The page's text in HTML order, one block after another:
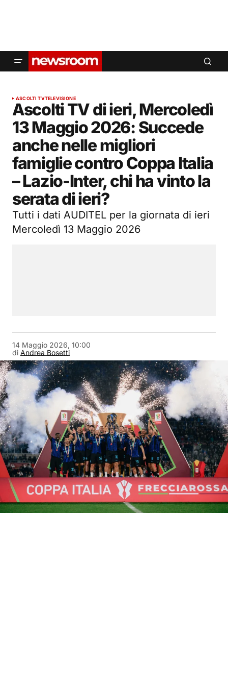
ASCOLTI TVTELEVISIONE
Ascolti TV di ieri, Mercoledì
13 Maggio 2026: Succede
anche nelle migliori
famiglie contro Coppa Italia
– Lazio-Inter, chi ha vinto la
serata di ieri?
Tutti i dati AUDITEL per la giornata di ieri
Mercoledì 13 Maggio 2026
di Andrea Bosetti
14 Maggio 2026, 10:00